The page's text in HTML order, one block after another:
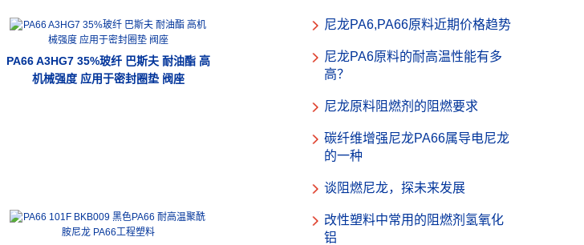
PA66 A3HG7 35%玻纤 巴斯夫 耐油酯 高
机械强度 应用于密封圈垫 阀座
尼龙PA6,PA66原料近期价格趋势
尼龙PA6原料的耐高温性能有多
高？
尼龙原料阻燃剂的阻燃要求
碳纤维增强尼龙PA66属导电尼龙
的一种
谈阻燃尼龙，探未来发展
改性塑料中常用的阻燃剂氢氧化
铝